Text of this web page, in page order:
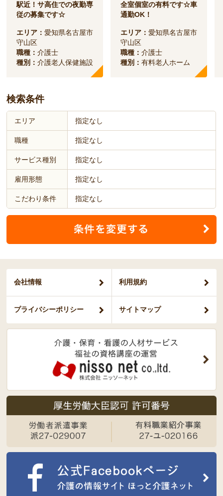
駅近！サ高住での夜勤専
従の募集です☆
エリア：愛知県名古屋市
守山区
職種：介護士
種別：介護老人保健施設
全室個室の有料です☆車
通勤OK！
エリア：愛知県名古屋市
守山区
職種：介護士
種別：有料老人ホーム
検索条件
エリア 指定なし
職種 指定なし
サービス種別 指定なし
雇用形態 指定なし
こだわり条件 指定なし
会社情報 利用規約
プライバシーポリシー サイトマップ